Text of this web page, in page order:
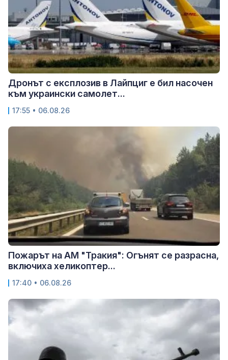
Дронът с експлозив в Лайпциг е бил насочен
към украински самолет...
17:55 • 06.08.26
Пожарът на АМ "Тракия": Огънят се разрасна,
включиха хеликоптер...
17:40 • 06.08.26